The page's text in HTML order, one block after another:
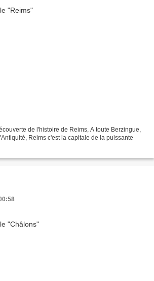
de l'histoire de Reims, A toute Berzingue,
Reims c'est la capitale de la puissante